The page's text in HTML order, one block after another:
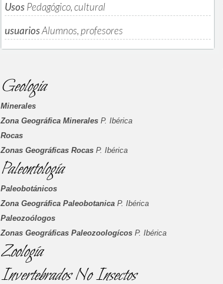
UsosPedagógico, cultural
usuariosAlumnos, profesores
Geologia
Minerales
Zona Geográfica Minerales P. Ibérica
Rocas
Zonas Geográficas Rocas P. Ibérica
Paleontología
Paleobotánicos
Zona Geográfica Paleobotanica P. Ibérica
Paleozoólogos
Zonas Geográficas Paleozoologícos P. Ibérica
Zoología
Invertebrados No Insectos